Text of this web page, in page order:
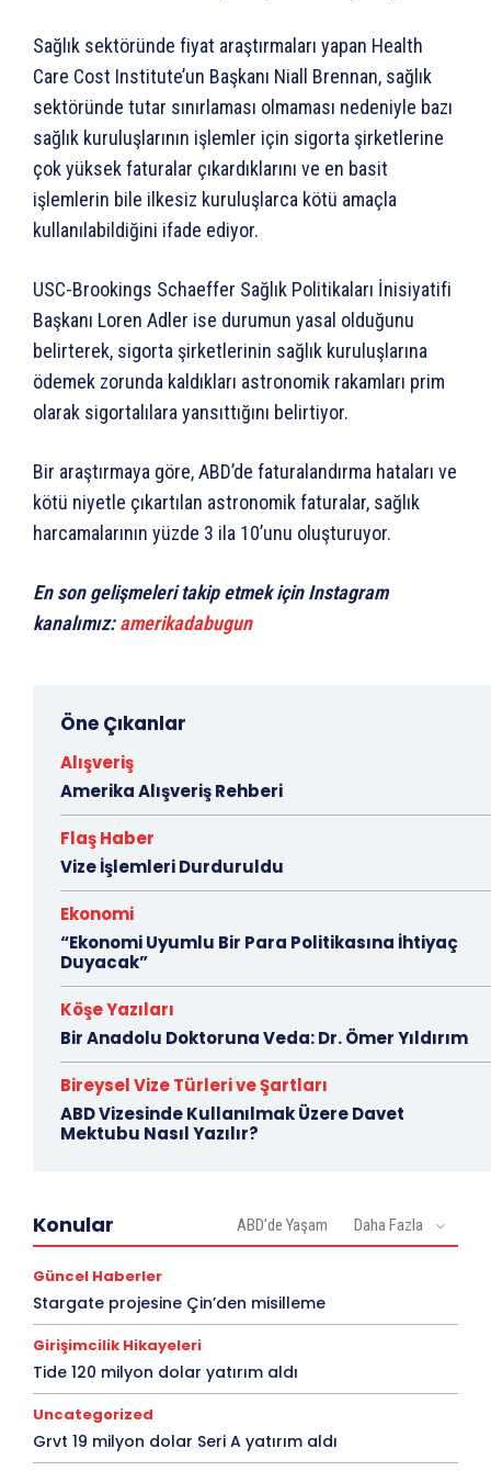
Sağlık sektöründe fiyat araştırmaları yapan Health
Care Cost Institute’un Başkanı Niall Brennan, sağlık
sektöründe tutar sınırlaması olmaması nedeniyle bazı
sağlık kuruluşlarının işlemler için sigorta şirketlerine
çok yüksek faturalar çıkardıklarını ve en basit
işlemlerin bile ilkesiz kuruluşlarca kötü amaçla
kullanılabildiğini ifade ediyor.
USC-Brookings Schaeffer Sağlık Politikaları İnisiyatifi
Başkanı Loren Adler ise durumun yasal olduğunu
belirterek, sigorta şirketlerinin sağlık kuruluşlarına
ödemek zorunda kaldıkları astronomik rakamları prim
olarak sigortalılara yansıttığını belirtiyor.
Bir araştırmaya göre, ABD’de faturalandırma hataları ve
kötü niyetle çıkartılan astronomik faturalar, sağlık
harcamalarının yüzde 3 ila 10’unu oluşturuyor.
En son gelişmeleri takip etmek için Instagram
kanalımız:amerikadabugun
Öne Çıkanlar
Alışveriş
Amerika Alışveriş Rehberi
Flaş Haber
Vize İşlemleri Durduruldu
Ekonomi
“Ekonomi Uyumlu Bir Para Politikasına İhtiyaç
Duyacak”
Köşe Yazıları
Bir Anadolu Doktoruna Veda: Dr. Ömer Yıldırım
Bireysel Vize Türleri ve Şartları
ABD Vizesinde Kullanılmak Üzere Davet
Mektubu Nasıl Yazılır?
Konular ABD'de Yaşam Daha Fazla
Güncel Haberler
Stargate projesine Çin’den misilleme
Girişimcilik Hikayeleri
Tide 120 milyon dolar yatırım aldı
Uncategorized
Grvt 19 milyon dolar Seri A yatırım aldı